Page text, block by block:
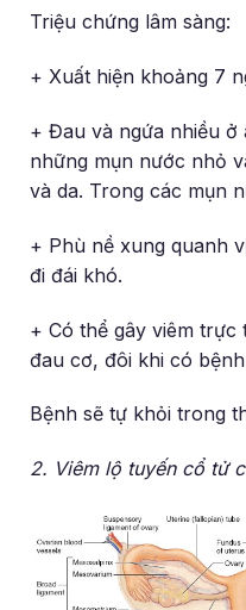
Triệu chứng lâm sàng:
+ Xuất hiện khoảng 7
+ Đau và ngứa nhiều ở
những mụn nước nhỏ
và da. Trong các mụn
+ Phù nề xung quanh
đi đái khó.
+ Có thể gây viêm trực
đau cơ, đôi khi có
Bệnh sẽ tự khỏi trong
2. Viêm lộ tuyến cổ tử